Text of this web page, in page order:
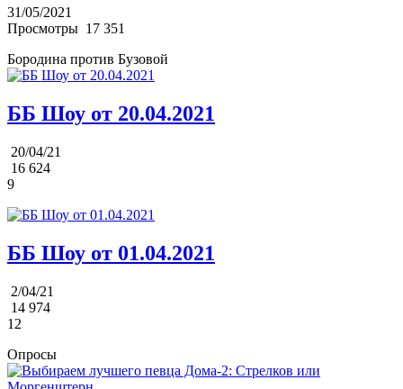
31/05/2021
Просмотры 17 351
Бородина против Бузовой
ББ Шоу от 20.04.2021
20/04/21
16 624
9
ББ Шоу от 01.04.2021
2/04/21
14 974
12
Опросы